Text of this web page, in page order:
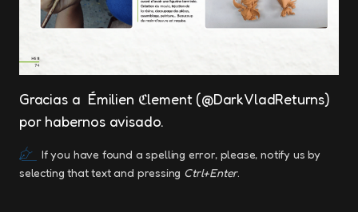
Gracias a Émilien ℭlement (@DarkVladReturns)
por habernos avisado.
If you have found a spelling error, please, notify us by
selecting that text and pressing Ctrl+Enter.